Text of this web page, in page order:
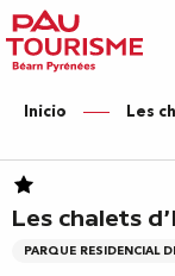
Aller
au
contenu
principal
Inicio Les
Les chalets
PARQUE RESIDENCIAL